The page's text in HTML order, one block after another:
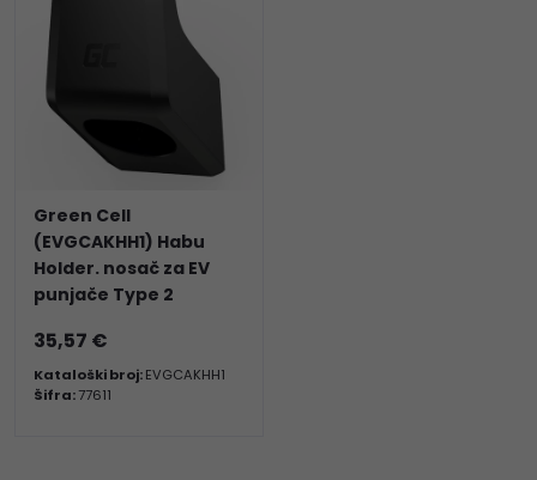
Green Cell
(EVGCAKHH1) Habu
Holder. nosač za EV
punjače Type 2
35,57 €
Kataloški broj:EVGCAKHH1
Šifra:77611